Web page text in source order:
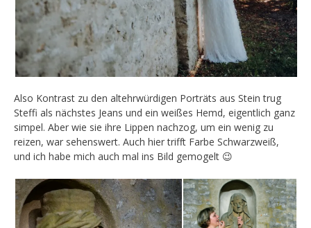
Also Kontrast zu den altehrwürdigen Porträts aus Stein trug
Steffi als nächstes Jeans und ein weißes Hemd, eigentlich ganz
simpel. Aber wie sie ihre Lippen nachzog, um ein wenig zu
reizen, war sehenswert. Auch hier trifft Farbe Schwarzweiß,
und ich habe mich auch mal ins Bild gemogelt 😉